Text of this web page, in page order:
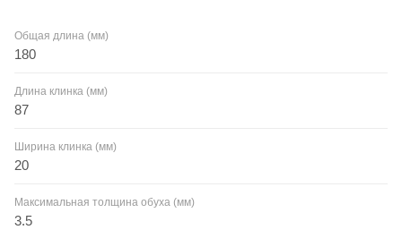
Общая длина (мм)
180
Длина клинка (мм)
87
Ширина клинка (мм)
20
Максимальная толщина обуха (мм)
3.5